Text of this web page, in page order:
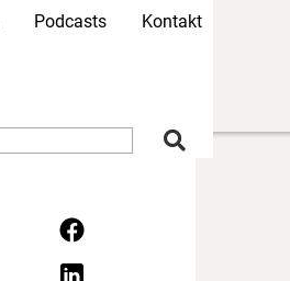
Podcasts Kontakt